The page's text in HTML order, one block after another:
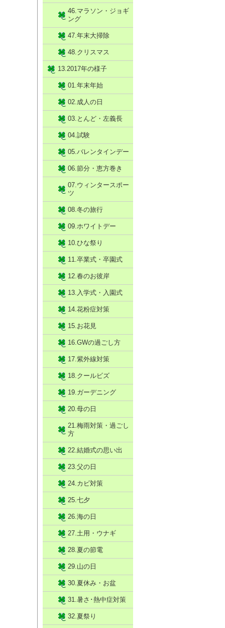
46.マラソン・ジョギ
ング
47.年末大掃除
48.クリスマス
13.2017年の様子
01.年末年始
02.成人の日
03.とんど・左義長
04.試験
05.バレンタインデー
06.節分・恵方巻き
07.ウィンタースポー
ツ
08.冬の旅行
09.ホワイトデー
10.ひな祭り
11.卒業式・卒園式
12.春のお彼岸
13.入学式・入園式
14.花粉症対策
15.お花見
16.GWの過ごし方
17.紫外線対策
18.クールビズ
19.ガーデニング
20.母の日
21.梅雨対策・過ごし
方
22.結婚式の思い出
23.父の日
24.カビ対策
25.七夕
26.海の日
27.土用・ウナギ
28.夏の節電
29.山の日
30.夏休み・お盆
31.暑さ･熱中症対策
32.夏祭り